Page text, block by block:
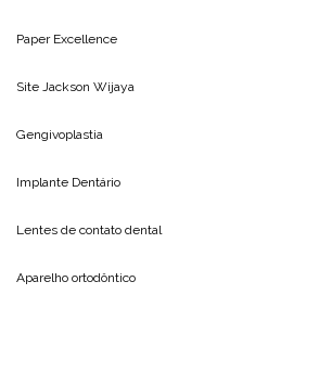
Paper Excellence
Site Jackson Wijaya
Gengivoplastia
Implante Dentário
Lentes de contato dental
Aparelho ortodôntico